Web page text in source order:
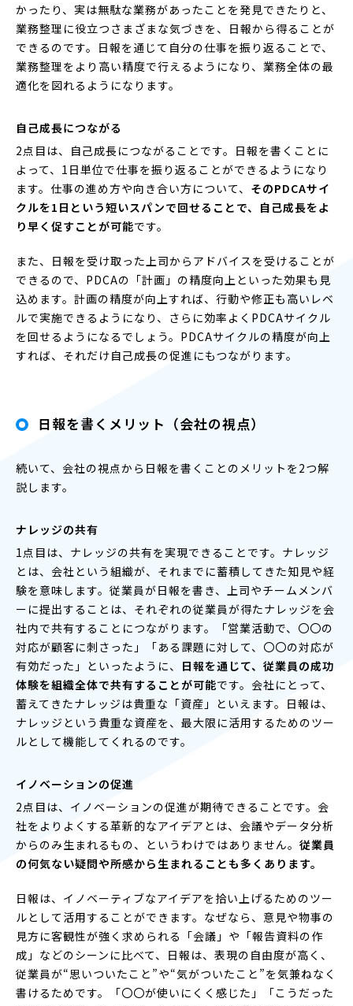
かったり、実は無駄な業務があったことを発見できたりと、
業務整理に役立つさまざまな気づきを、日報から得ることが
できるのです。日報を通じて自分の仕事を振り返ることで、
業務整理をより高い精度で行えるようになり、業務全体の最
適化を図れるようになります。
自己成長につながる
2点目は、自己成長につながることです。日報を書くことに
よって、1日単位で仕事を振り返ることができるようになり
ます。仕事の進め方や向き合い方について、 そのPDCAサイ
クルを1日という短いスパンで回せることで、自己成長をよ
り早く促すことが可能です。
また、日報を受け取った上司からアドバイスを受けることが
できるので、PDCAの「計画」の精度向上といった効果も見
込めます。計画の精度が向上すれば、行動や修正も高いレベ
ルで実施できるようになり、さらに効率よくPDCAサイクル
を回せるようになるでしょう。PDCAサイクルの精度が向上
すれば、それだけ自己成長の促進にもつながります。
日報を書くメリット（会社の視点）
続いて、会社の視点から日報を書くことのメリットを2つ解
説します。
ナレッジの共有
1点目は、ナレッジの共有を実現できることです。ナレッジ
とは、会社という組織が、それまでに蓄積してきた知見や経
験を意味します。従業員が日報を書き、上司やチームメンバ
ーに提出することは、それぞれの従業員が得たナレッジを会
社内で共有することにつながります。「営業活動で、〇〇の
対応が顧客に刺さった」「ある課題に対して、〇〇の対応が
有効だった」といったように、 日報を通じて、従業員の成功
体験を組織全体で共有することが可能です。会社にとって、
蓄えてきたナレッジは貴重な「資産」といえます。日報は、
ナレッジという貴重な資産を、最大限に活用するためのツー
ルとして機能してくれるのです。
イノベーションの促進
2点目は、イノベーションの促進が期待できることです。会
社をよりよくする革新的なアイデアとは、会議やデータ分析
からのみ生まれるもの、というわけではありません。 従業員
の何気ない疑問や所感から生まれることも多くあります。
日報は、イノベーティブなアイデアを拾い上げるためのツー
ルとして活用することができます。なぜなら、意見や物事の
見方に客観性が強く求められる「会議」や「報告資料の作
成」などのシーンに比べて、日報は、表現の自由度が高く、
従業員が“思いついたこと”や“気がついたこと”を気兼ねなく
書けるためです。「〇〇が使いにくく感じた」「こうだった